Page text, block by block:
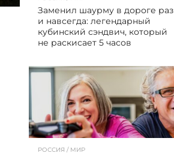
Заменил шаурму в дороге раз
и навсегда: легендарный
кубинский сэндвич, который
не раскисает 5 часов
РОССИЯ / МИР